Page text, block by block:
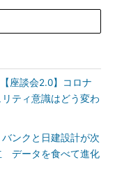
座談会2.0】コロナ
ティ意識はどう変わ
ンクと日建設計が次
データを食べて進化